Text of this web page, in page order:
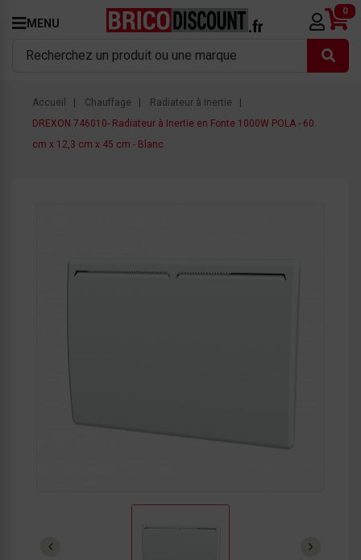
MENU
0
Accueil Chauffage
Radiateur à Inertie
DREXON 746010- Radiateur à Inertie en Fonte 1000W POLA - 60
cm x 12,3 cm x 45 cm - Blanc